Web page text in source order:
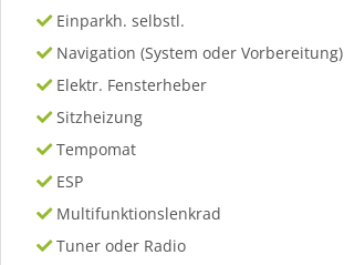
Einparkh. selbstl.
Navigation (System oder Vorbereitung)
Elektr. Fensterheber
Sitzheizung
Tempomat
ESP
Multifunktionslenkrad
Tuner oder Radio